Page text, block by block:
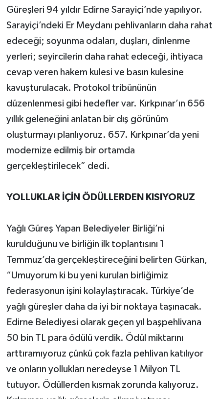
Güreşleri 94 yıldır Edirne Sarayiçi’nde yapılıyor.
Sarayiçi’ndeki Er Meydanı pehlivanların daha rahat
edeceği; soyunma odaları, duşları, dinlenme
yerleri; seyircilerin daha rahat edeceği, ihtiyaca
cevap veren hakem kulesi ve basın kulesine
kavuşturulacak. Protokol tribününün
düzenlenmesi gibi hedefler var. Kırkpınar’ın 656
yıllık geleneğini anlatan bir dış görünüm
oluşturmayı planlıyoruz. 657. Kırkpınar’da yeni
modernize edilmiş bir ortamda
gerçekleştirilecek” dedi.
YOLLUKLAR İÇİN ÖDÜLLERDEN KISIYORUZ
Yağlı Güreş Yapan Belediyeler Birliği’ni
kurulduğunu ve birliğin ilk toplantısını 1
Temmuz’da gerçekleştireceğini belirten Gürkan,
“Umuyorum ki bu yeni kurulan birliğimiz
federasyonun işini kolaylaştıracak. Türkiye’de
yağlı güreşler daha da iyi bir noktaya taşınacak.
Edirne Belediyesi olarak geçen yıl başpehlivana
50 bin TL para ödülü verdik. Ödül miktarını
arttıramıyoruz çünkü çok fazla pehlivan katılıyor
ve onların yollukları neredeyse 1 Milyon TL
tutuyor. Ödüllerden kısmak zorunda kalıyoruz.